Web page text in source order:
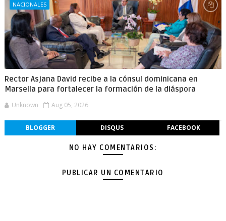
NACIONALES
Rector Asjana David recibe a la cónsul dominicana en
Marsella para fortalecer la formación de la diáspora
Unknown Aug 05, 2026
BLOGGER DISQUS FACEBOOK
NO HAY COMENTARIOS:
PUBLICAR UN COMENTARIO